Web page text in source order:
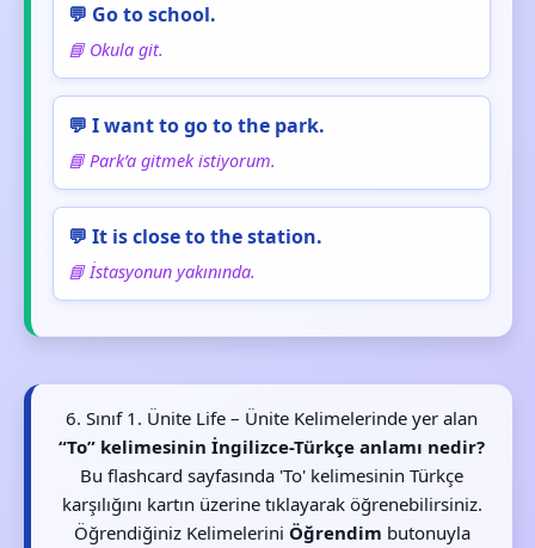
💬 Go to school.
📘 Okula git.
💬 I want to go to the park.
📘 Park’a gitmek istiyorum.
💬 It is close to the station.
📘 İstasyonun yakınında.
6. Sınıf 1. Ünite Life – Ünite Kelimelerinde yer alan
“To” kelimesinin İngilizce-Türkçe anlamı nedir?
Bu flashcard sayfasında 'To' kelimesinin Türkçe
karşılığını kartın üzerine tıklayarak öğrenebilirsiniz.
Öğrendiğiniz Kelimelerini Öğrendim butonuyla